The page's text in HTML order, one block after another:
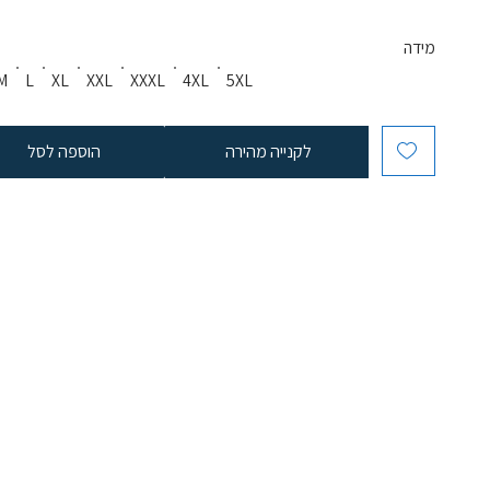
L XL XXL XXXL 4XL 5XL
מידה
הוספה לסל לקנייה מהירה